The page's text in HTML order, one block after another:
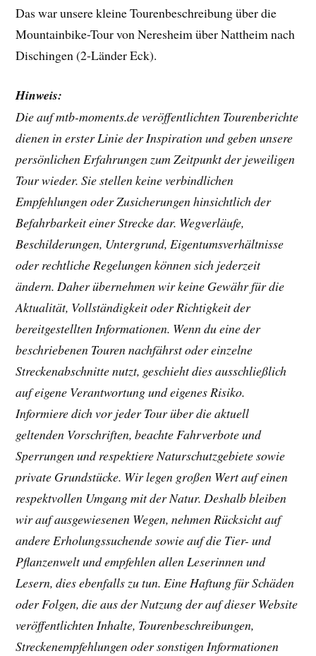
Das war unsere kleine Tourenbeschreibung über die
Mountainbike-Tour von Neresheim über Nattheim nach
Dischingen (2-Länder Eck).
Hinweis:
Die auf mtb-moments.de veröffentlichten Tourenberichte
dienen in erster Linie der Inspiration und geben unsere
persönlichen Erfahrungen zum Zeitpunkt der jeweiligen
Tour wieder. Sie stellen keine verbindlichen
Empfehlungen oder Zusicherungen hinsichtlich der
Befahrbarkeit einer Strecke dar. Wegverläufe,
Beschilderungen, Untergrund, Eigentumsverhältnisse
oder rechtliche Regelungen können sich jederzeit
ändern. Daher übernehmen wir keine Gewähr für die
Aktualität, Vollständigkeit oder Richtigkeit der
bereitgestellten Informationen. Wenn du eine der
beschriebenen Touren nachfährst oder einzelne
Streckenabschnitte nutzt, geschieht dies ausschließlich
auf eigene Verantwortung und eigenes Risiko.
Informiere dich vor jeder Tour über die aktuell
geltenden Vorschriften, beachte Fahrverbote und
Sperrungen und respektiere Naturschutzgebiete sowie
private Grundstücke. Wir legen großen Wert auf einen
respektvollen Umgang mit der Natur. Deshalb bleiben
wir auf ausgewiesenen Wegen, nehmen Rücksicht auf
andere Erholungssuchende sowie auf die Tier- und
Pflanzenwelt und empfehlen allen Leserinnen und
Lesern, dies ebenfalls zu tun. Eine Haftung für Schäden
oder Folgen, die aus der Nutzung der auf dieser Website
veröffentlichten Inhalte, Tourenbeschreibungen,
Streckenempfehlungen oder sonstigen Informationen